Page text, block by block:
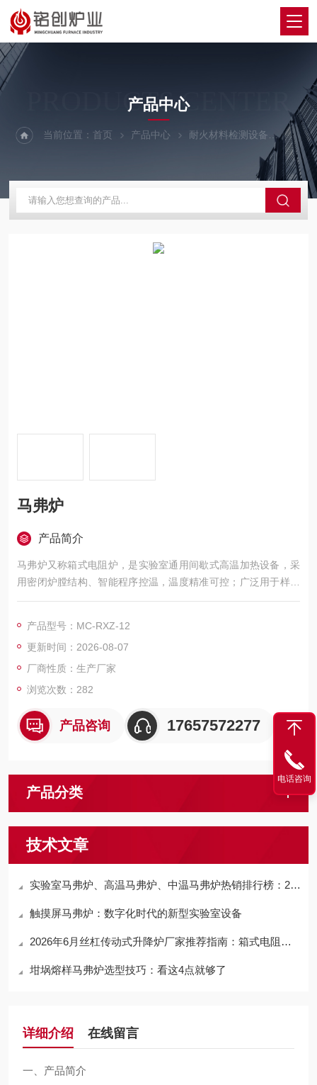
PRODUCTS CENTER
产品中心
当前位置：首页 产品中心 耐火材料检测设备 马弗炉
马弗炉
产品简介
马弗炉又称箱式电阻炉，是实验室通用间歇式高温加热设备，采
用密闭炉膛结构、智能程序控温，温度精准可控；广泛用于样品
灰化、物料灼烧、陶瓷粉体烧结、金属试样热处理、理化检测分
艺。
产品型号：MC-RXZ-12
更新时间：2026-08-07
厂商性质：生产厂家
浏览次数：282
产品咨询 17657572277
产品分类
技术文章
实验室马弗炉、高温马弗炉、中温马弗炉热销排行榜：2026国产品牌优选，河南铭创凭硬核实力上榜
触摸屏马弗炉：数字化时代的新型实验室设备
2026年6月丝杠传动式升降炉厂家推荐指南：箱式电阻炉、高温马弗炉、实验管式炉公司优选！
坩埚熔样马弗炉选型技巧：看这4点就够了
详细介绍 在线留言
一、产品简介
电话咨询